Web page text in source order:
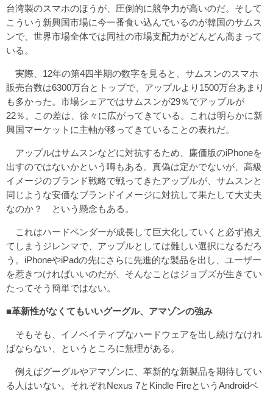
台湾製のスマホのほうが、圧倒的に競争力が高いのだ。そして
こういう新興国市場に今一番食い込んでいるのが韓国のサムス
ンで、世界市場全体では同社の市場支配力がどんどん高まって
いる。
実際、12年の第4四半期の数字を見ると、サムスンのスマホ
販売台数は6300万台とトップで、アップルより1500万台あまり
も多かった。市場シェアではサムスンが29％でアップルが
22％。この差は、徐々に広がってきている。これは明らかに新
興国マーケットに主軸が移ってきていることの表れだ。
アップルはサムスンなどに対抗するため、廉価版のiPhoneを
出すのではないかという噂もある。真偽は定かでないが、高級
イメージのブランド戦略で戦ってきたアップルが、サムスンと
同じような安価なブランドイメージに対抗して果たして大丈夫
なのか？ という懸念もある。
これはハードベンダーが成長して巨大化していくと必ず抱え
てしまうジレンマで、アップルとしては難しい選択になるだろ
う。iPhoneやiPadの先にさらに先進的な製品を出し、ユーザー
を惹きつければいいのだが、そんなことはジョブズが生きてい
たってそう簡単ではない。
■革新性がなくてもいいグーグル、アマゾンの強み
そもそも、イノベイティブなハードウェアを出し続けなけれ
ばならない、というところに無理がある。
例えばグーグルやアマゾンに、革新的な新製品を期待してい
る人はいない。それぞれNexus 7とKindle FireというAndroidベ